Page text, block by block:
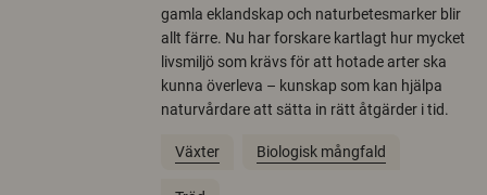
gamla eklandskap och naturbetesmarker blir
allt färre. Nu har forskare kartlagt hur mycket
livsmiljö som krävs för att hotade arter ska
kunna överleva – kunskap som kan hjälpa
naturvårdare att sätta in rätt åtgärder i tid.
Växter Biologisk mångfald